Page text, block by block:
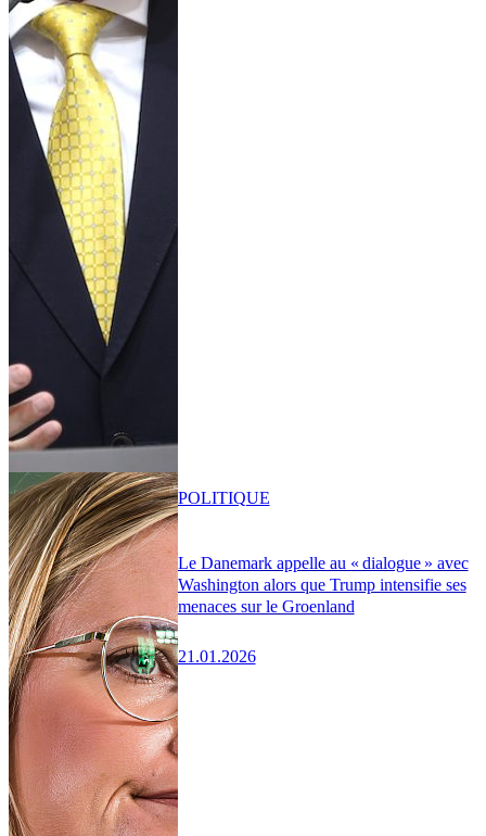
Le Danemark appelle au « dialogue » avec
Washington alors que Trump intensifie ses
menaces sur le Groenland
21.01.2026
POLITIQUE